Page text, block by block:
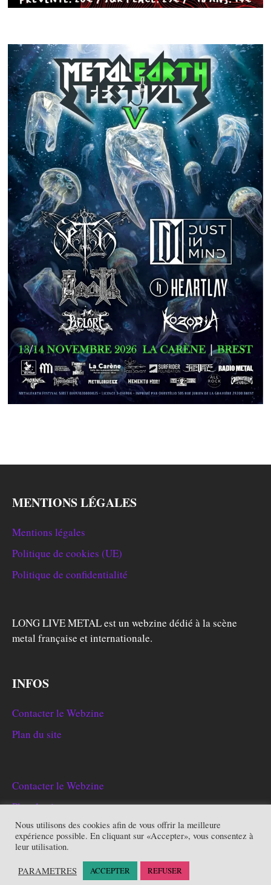
MENTIONS LÉGALES
Mentions légales
Politique de cookies (UE)
Politique de confidentialité
LONG LIVE METAL est un webzine dédié à la scène
metal française et internationale.
INFOS
Contacter le Webzine
Plan du site
Contacter le Webzine
Plan du site
Copyright © 2026 Long Live Metal . Alimenté par
Nous utilisons des cookies afin de vous offrir la meilleure
expérience possible. En cliquant sur «Accepter», vous consentez à
leur utilisation.
PARAMETRES ACCEPTER REFUSER